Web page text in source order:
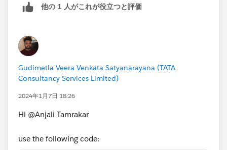
他の 1 人がこれが役立つと評価
Gudimetla Veera Venkata Satyanarayana (TATA
Consultancy Services Limited)
2024年1月7日 18:26
Hi @Anjali Tamrakar
use the following code: